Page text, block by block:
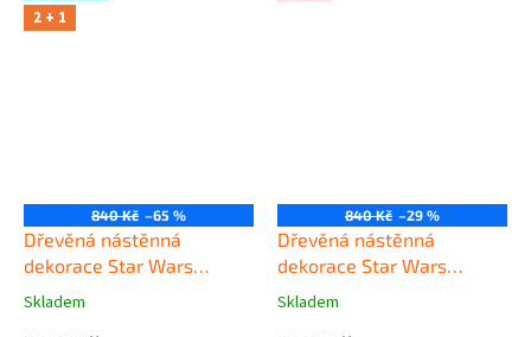
2 + 1
840 Kč –65 %
Dřevěná nástěnná
dekorace Star Wars
Mandalorian černý
Skladem
840 Kč –29 %
Dřevěná nástěnná
dekorace Star Wars
Mandalorian
Skladem